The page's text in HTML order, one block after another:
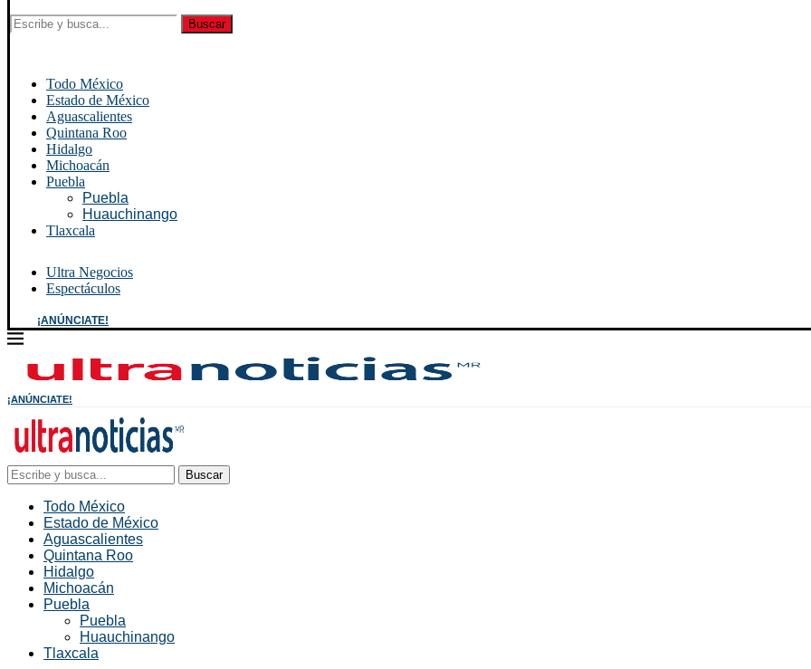
Buscar
Todo México
Estado de México
Aguascalientes
Quintana Roo
Hidalgo
Michoacán
Puebla
Puebla
Huauchinango
Tlaxcala
Ultra Negocios
Espectáculos
¡ANÚNCIATE!
¡ANÚNCIATE!
Buscar
Todo México
Estado de México
Aguascalientes
Quintana Roo
Hidalgo
Michoacán
Puebla
Puebla
Huauchinango
Tlaxcala